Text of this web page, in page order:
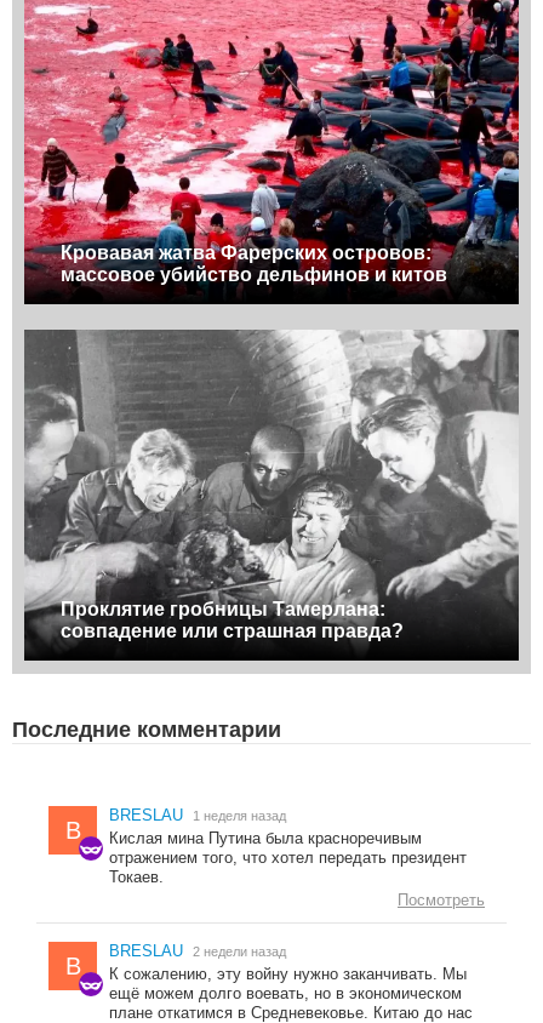
Кровавая жатва Фарерских островов:
массовое убийство дельфинов и китов
Проклятие гробницы Тамерлана:
совпадение или страшная правда?
Последние комментарии
B
BRESLAU 1 неделя назад
Кислая мина Путина была красноречивым
отражением того, что хотел передать президент
Токаев.
Посмотреть
B
BRESLAU 2 недели назад
К сожалению, эту войну нужно заканчивать. Мы
ещё можем долго воевать, но в экономическом
плане откатимся в Средневековье. Китаю до нас